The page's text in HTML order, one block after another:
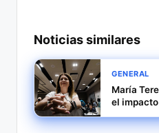
Noticias similares
GENERAL
María
el
SEPI